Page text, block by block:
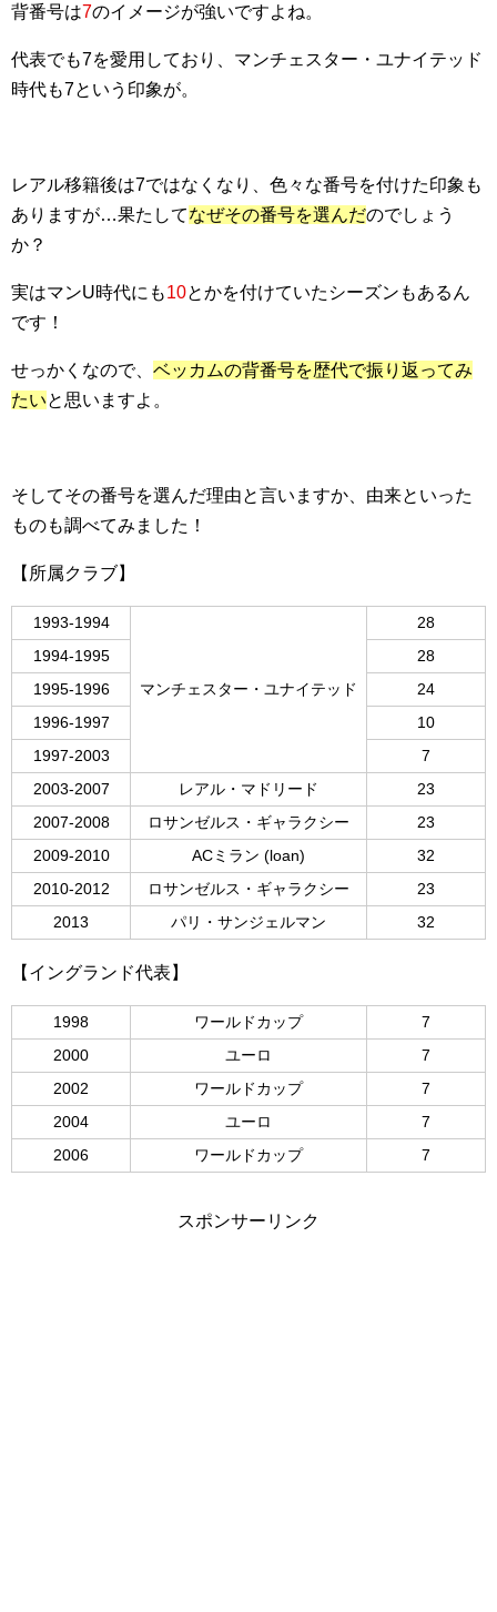
背番号は7のイメージが強いですよね。
代表でも7を愛用しており、マンチェスター・ユナイテッド
時代も7という印象が。
レアル移籍後は7ではなくなり、色々な番号を付けた印象も
ありますが…果たしてなぜその番号を選んだのでしょう
か？
実はマンU時代にも10とかを付けていたシーズンもあるん
です！
せっかくなので、 ベッカムの背番号を歴代で振り返ってみ
たいと思いますよ。
そしてその番号を選んだ理由と言いますか、由来といった
ものも調べてみました！
【所属クラブ】
1993-1994
マンチェスター・ユナイテッド
28
1994-1995
28
1995-1996
24
1996-1997
10
1997-2003
7
2003-2007
レアル・マドリード
23
2007-2008
ロサンゼルス・ギャラクシー
23
2009-2010
ACミラン (loan)
32
2010-2012
ロサンゼルス・ギャラクシー
23
2013
パリ・サンジェルマン 32
【イングランド代表】
1998 ワールドカップ
7
2000
ユーロ
7
2002
ワールドカップ
7
2004
ユーロ
7
2006
ワールドカップ 7
スポンサーリンク